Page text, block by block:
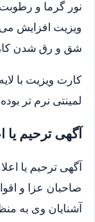
نور گرما و
ویزیت افزایش می
شق و رق شدن
کارت ویزیت با
لمینتی نرم تر
آگهی ترحیم
آگهی ترحیم یا
صاحبان عزا و
آشنایان وی به